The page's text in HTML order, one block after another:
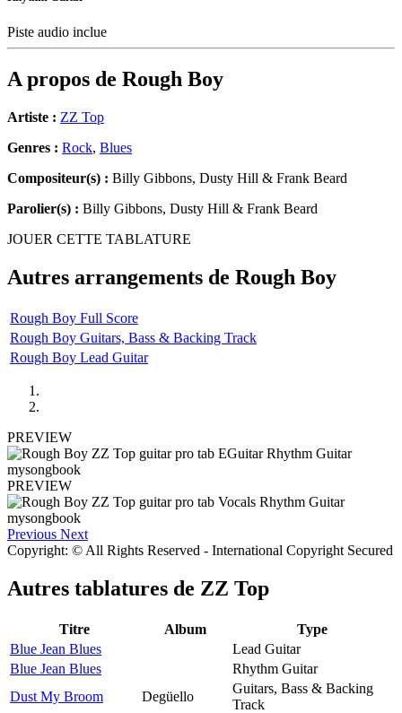
Piste audio inclue
A propos de Rough Boy
Artiste : ZZ Top
Genres : Rock, Blues
Compositeur(s) : Billy Gibbons, Dusty Hill & Frank Beard
Parolier(s) : Billy Gibbons, Dusty Hill & Frank Beard
JOUER CETTE TABLATURE
Autres arrangements de Rough Boy
Rough Boy Full Score
Rough Boy Guitars, Bass & Backing Track
Rough Boy Lead Guitar
PREVIEW
PREVIEW
Previous Next
Copyright: © All Rights Reserved - International Copyright Secured
Autres tablatures de ZZ Top
Titre Album
Type
Blue Jean Blues
Lead Guitar
Blue Jean Blues
Rhythm Guitar
Dust My Broom
Degüello
Guitars, Bass & Backing
Track